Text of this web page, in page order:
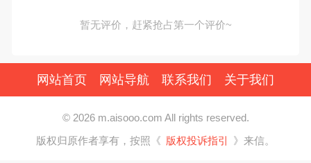
暂无评价，赶紧抢占第一个评价~
网站首页 网站导航 联系我们 关于我们
© 2026 m.aisooo.com All rights reserved.
版权归原作者享有，按照《 版权投诉指引 》来信。